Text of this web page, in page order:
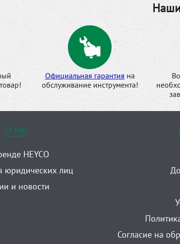
товар!
Официальная гарантия на
обслуживание инструмента!
О нас
HEYCO
юридических лиц
и новости
Согласие на